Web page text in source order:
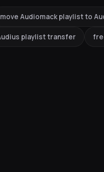
move Audiomack playlist to
playlist transfer